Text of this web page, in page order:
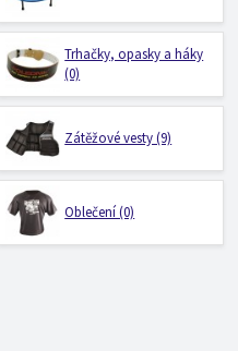
Trhačky, opasky a háky
(0)
Zátěžové vesty (9)
Oblečení (0)